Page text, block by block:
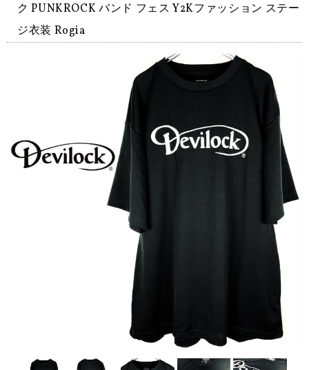
ク PUNKROCK バンド フェス Y2Kファッション ステー
ジ衣装 Rogia